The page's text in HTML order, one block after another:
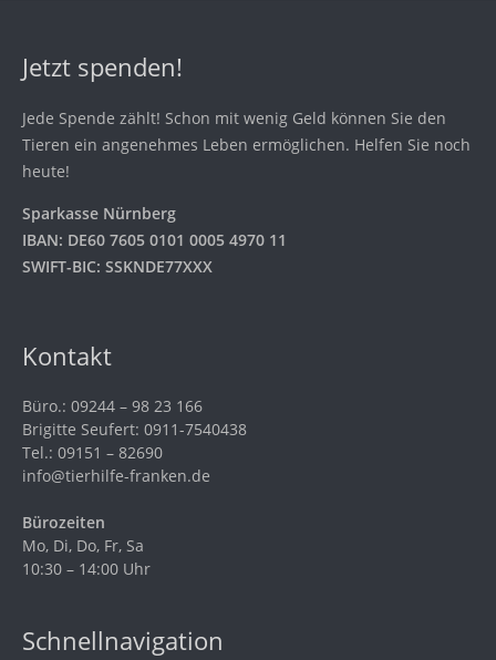
Jetzt spenden!
Jede Spende zählt! Schon mit wenig Geld können Sie den
Tieren ein angenehmes Leben ermöglichen. Helfen Sie noch
heute!
Sparkasse Nürnberg
IBAN: DE60 7605 0101 0005 4970 11
SWIFT-BIC: SSKNDE77XXX
Kontakt
Büro.: 09244 – 98 23 166
Brigitte Seufert: 0911-7540438
Tel.: 09151 – 82690
info@tierhilfe-franken.de
Bürozeiten
Mo, Di, Do, Fr, Sa
10:30 – 14:00 Uhr
Schnellnavigation